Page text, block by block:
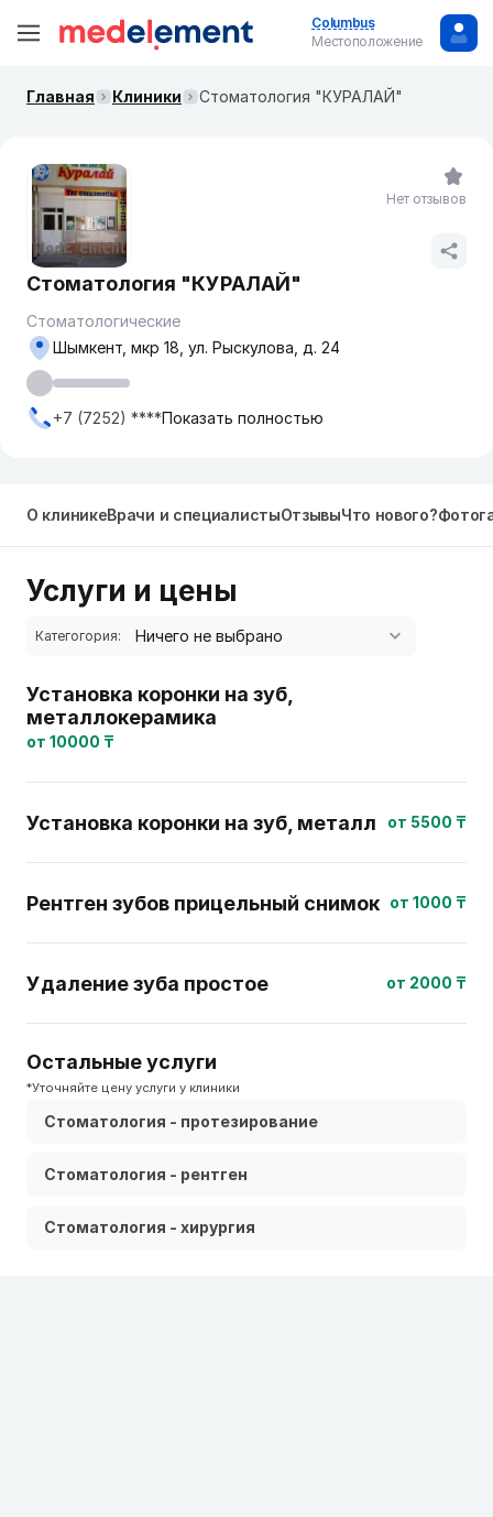
Columbus
Местоположение
Главная Клиники Стоматология "КУРАЛАЙ"
Стоматология "КУРАЛАЙ"
Стоматологические
Шымкент, мкр 18, ул. Рыскулова, д. 24
+7 (7252) ****Показать полностью
Нет отзывов
О клиникеВрачи и специалистыОтзывыЧто нового?
Услуги и цены
Категогория:
Установка коронки на зуб,
металлокерамика
от 10000 ₸
Установка коронки на зуб, металл от 5500 ₸
Рентген зубов прицельный снимок от 1000 ₸
Удаление зуба простое от 2000 ₸
Остальные услуги
*Уточняйте цену услуги у клиники
Стоматология - протезирование
Стоматология - рентген
Стоматология - хирургия